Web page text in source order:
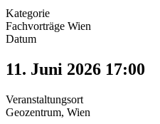
Kategorie
Fachvorträge Wien
Datum
11. Juni 2026 17:00
Veranstaltungsort
Geozentrum, Wien